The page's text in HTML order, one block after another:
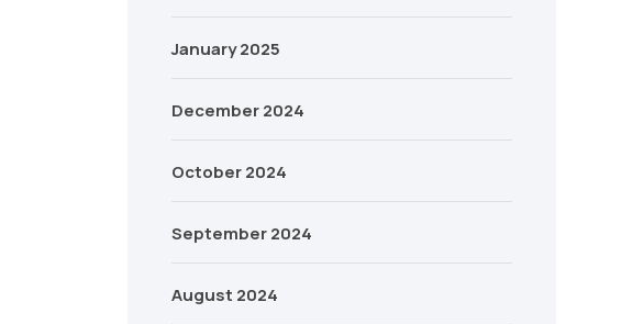
January 2025
December 2024
October 2024
September 2024
August 2024